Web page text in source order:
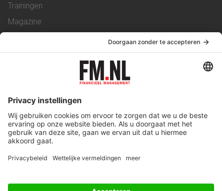
Trainingen
Magazine
Service & Contact
Werken bij ons
Privacy Statement
Algemene Voorwaarden